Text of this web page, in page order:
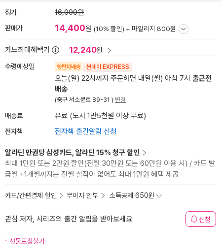
정가 16,000원
판매가 14,400원 (10% 할인) + 마일리지 800원
카드최대혜택가 12,240원
수령예상일 양탄자배송 썬데이 EXPRESS
오늘(일) 22시까지 주문하면 내일(월) 아침 7시 출근전
배송
(중구 서소문로 89-31 ) 변경
배송료 유료 (도서 1만5천원 이상 무료)
전자책 전자책 출간알림 신청
알라딘 만권당 삼성카드, 알라딘 15% 청구 할인
최대 1만원 또는 2만원 할인(전월 30만원 또는 60만원 이용 시) / 카드 발
급월 +1개월까지는 전월 실적이 없어도 최대 1만원 혜택 제공
카드/간편결제 할인 무이자 할부 소득공제 650원
관심 저자, 시리즈의 출간 알림을 받아보세요 신청
선물포장불가